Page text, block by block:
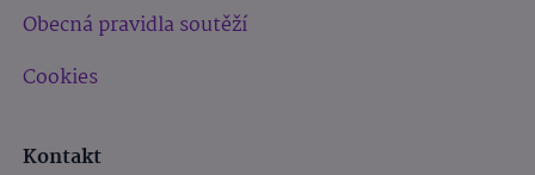
Obecná pravidla soutěží
Cookies
Kontakt